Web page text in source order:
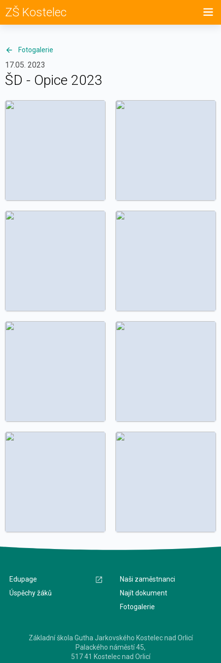
ZŠ Kostelec
Fotogalerie
17.05. 2023
ŠD - Opice 2023
Edupage
Úspěchy žáků
Naši zaměstnanci
Najít dokument
Fotogalerie
Základní škola Gutha Jarkovského Kostelec nad Orlicí
Palackého náměstí 45,
517 41 Kostelec nad Orlicí